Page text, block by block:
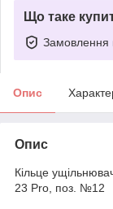
Що таке
Замовлення
Опис
Опис
Кільце
23 Pro, поз. №12